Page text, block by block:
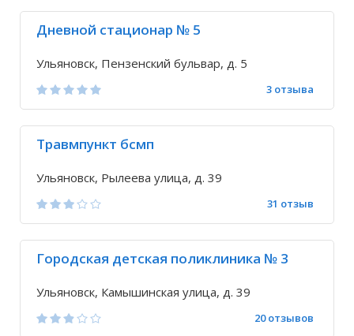
Дневной стационар № 5
Ульяновск, Пензенский бульвар, д. 5
3 отзыва
Травмпункт бсмп
Ульяновск, Рылеева улица, д. 39
31 отзыв
Городская детская поликлиника № 3
Ульяновск, Камышинская улица, д. 39
20 отзывов